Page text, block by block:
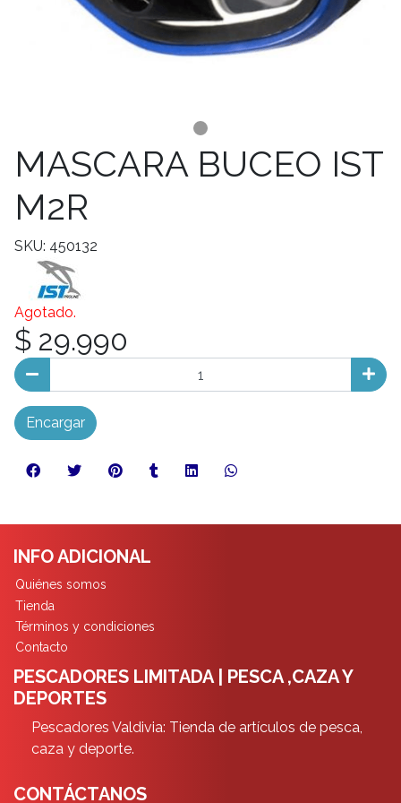
MASCARA BUCEO IST
M2R
SKU: 450132
Agotado.
$ 29.990
Encargar
INFO ADICIONAL
Quiénes somos
Tienda
Términos y condiciones
Contacto
PESCADORES LIMITADA | PESCA ,CAZA Y
DEPORTES
Pescadores Valdivia: Tienda de artículos de pesca,
caza y deporte.
CONTÁCTANOS